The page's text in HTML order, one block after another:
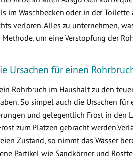
im Waschbecken oder in der
verloren. Alles zu unternehmen,
um eine Verstopfung der
Ursachen für einen
Rohrbruch im Haushalt zu den
So simpel auch die Ursachen
und gelegentlich Frost in den
zum Platzen gebracht
Zustand, so nimmt das Wasser
Partikel wie Sandkörner und